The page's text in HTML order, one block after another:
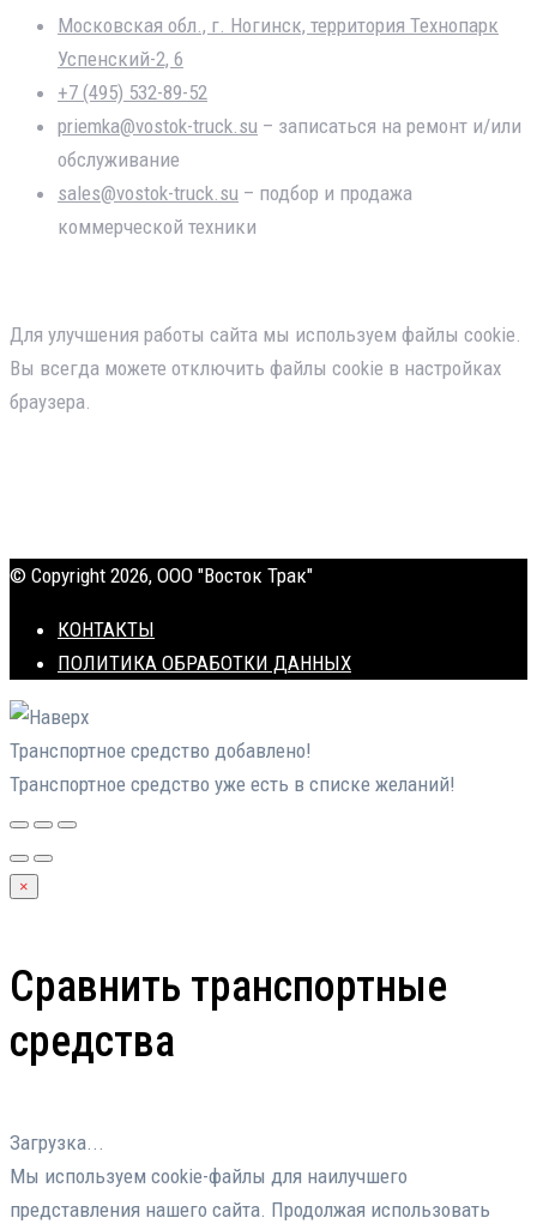
Московская обл., г. Ногинск, территория Технопарк
Успенский-2, 6
+7 (495) 532-89-52
priemka@vostok-truck.su – записаться на ремонт и/или
обслуживание
sales@vostok-truck.su – подбор и продажа
коммерческой техники
Для улучшения работы сайта мы используем файлы cookie.
Вы всегда можете отключить файлы cookie в настройках
браузера.
© Copyright 2026, ООО "Восток Трак"
КОНТАКТЫ
ПОЛИТИКА ОБРАБОТКИ ДАННЫХ
Транспортное средство добавлено!
Транспортное средство уже есть в списке желаний!
×
Сравнить транспортные
средства
Загрузка...
Мы используем cookie-файлы для наилучшего
представления нашего сайта. Продолжая использовать